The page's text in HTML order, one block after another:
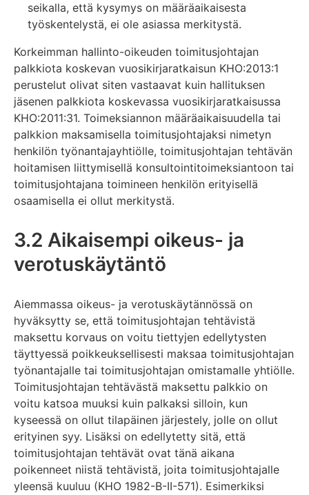
seikalla, että kysymys on määräaikaisesta
työskentelystä, ei ole asiassa merkitystä.
Korkeimman hallinto-oikeuden toimitusjohtajan
palkkiota koskevan vuosikirjaratkaisun KHO:2013:1
perustelut olivat siten vastaavat kuin hallituksen
jäsenen palkkiota koskevassa vuosikirjaratkaisussa
KHO:2011:31. Toimeksiannon määräaikaisuudella tai
palkkion maksamisella toimitusjohtajaksi nimetyn
henkilön työnantajayhtiölle, toimitusjohtajan tehtävän
hoitamisen liittymisellä konsultointitoimeksiantoon tai
toimitusjohtajana toimineen henkilön erityisellä
osaamisella ei ollut merkitystä.
3.2 Aikaisempi oikeus- ja
verotuskäytäntö
Aiemmassa oikeus- ja verotuskäytännössä on
hyväksytty se, että toimitusjohtajan tehtävistä
maksettu korvaus on voitu tiettyjen edellytysten
täyttyessä poikkeuksellisesti maksaa toimitusjohtajan
työnantajalle tai toimitusjohtajan omistamalle yhtiölle.
Toimitusjohtajan tehtävästä maksettu palkkio on
voitu katsoa muuksi kuin palkaksi silloin, kun
kyseessä on ollut tilapäinen järjestely, jolle on ollut
erityinen syy. Lisäksi on edellytetty sitä, että
toimitusjohtajan tehtävät ovat tänä aikana
poikenneet niistä tehtävistä, joita toimitusjohtajalle
yleensä kuuluu (KHO 1982-B-II-571). Esimerkiksi